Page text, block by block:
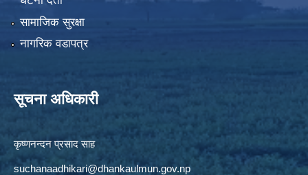
सामाजिक सुरक्षा
नागरिक वडापत्र
सूचना अधिकारी
कृष्णनन्दन प्रसाद साह
suchanaadhikari@dhankaulmun.gov.np